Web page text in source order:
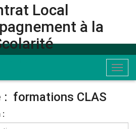
Local
à la
: formations CLAS
: